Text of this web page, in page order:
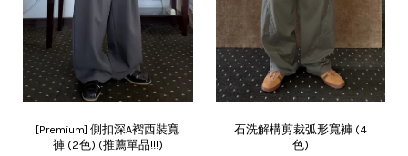
[Premium] 側扣深A褶西裝寬
褲 (2色) (推薦單品!!!)
石洗解構剪裁弧形寬褲 (4
色)